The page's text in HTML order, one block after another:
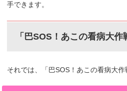
手できます。
「巴SOS！あこの看病大作
それでは、「巴SOS！あこの看病大作